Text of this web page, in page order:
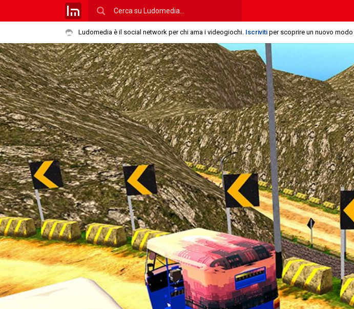
Ludomedia è il social network per chi ama i videogiochi. Iscriviti per scoprire un nuovo